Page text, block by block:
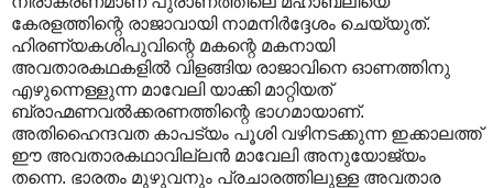
കേരളത്തിന്റെ രാജാവായി നാമനിർദ്ദേശം ചെയ്യുത്.
ഹിരണ്യകശിപുവിന്റെ മകന്റെ മകനായി
അവതാരകഥകളിൽ വിളങ്ങിയ രാജാവിനെ ഓണത്തിനു
എഴുന്നെള്ളുന്ന മാവേലി യാക്കി മാറ്റിയത്
ബ്രാഹ്മണവൽക്കരണത്തിന്റെ ഭാഗമായാണ്.
അതിഹൈന്ദവത കാപട്യം പൂശി വഴിനടക്കുന്ന ഇക്കാലത്ത്
ഈ അവതാരകഥാ‍വില്ലൻ മാവേലി അനുയോജ്യം
തന്നെ. ഭാരതം മുഴുവനും പ്രചാരത്തിലുള്ള അവതാര